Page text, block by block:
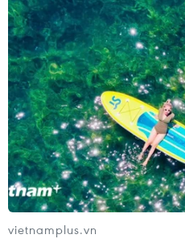
vietnamplus.vn